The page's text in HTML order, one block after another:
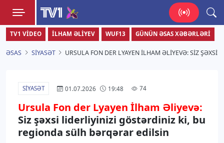
TV1
Zamanı bizimlə yaşa!
TV1 VIDEO İLHAM ƏLIYEV WUF13 GÜNÜN ƏSAS XƏBƏRLƏRI
ƏSAS SIYASƏT URSULA FON DER LYAYEN İLHAM ƏLIYEVƏ: SIZ
SIYASƏT 01.07.2026 19:48 74
Ursula Fon der Lyayen İlham Əliyevə:
Siz şəxsi liderliyinizi göstərdiniz ki, bu
regionda sülh bərqərar edilsin